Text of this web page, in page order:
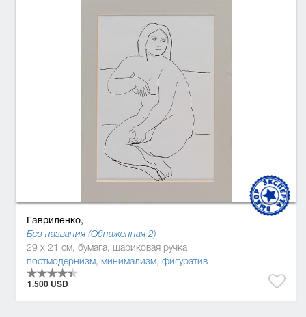
Гавриленко, -
Без названия (Обнаженная 2)
29 x 21 см, бумага, шариковая ручка
постмодернизм, минимализм, фигуратив
1.500 USD